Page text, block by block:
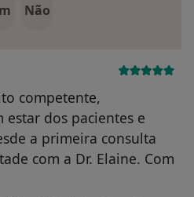
Não
competente,
dos pacientes e
a primeira consulta
com a Dr. Elaine. Com